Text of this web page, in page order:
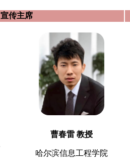
宣传主席
曹春雷 教授
哈尔滨信息工程学院